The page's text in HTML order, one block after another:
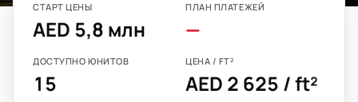
СТАРТ ЦЕНЫ
AED 5,8 млн
ПЛАН ПЛАТЕЖЕЙ
—
ДОСТУПНО ЮНИТОВ
15
ЦЕНА / FT²
AED 2 625 / ft²